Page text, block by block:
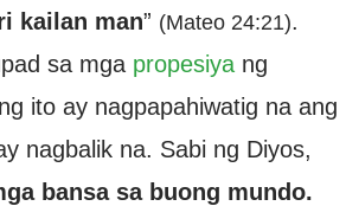
kailan man” (Mateo 24:21).
sa mga propesiya ng
ito ay nagpapahiwatig na ang
nagbalik na. Sabi ng Diyos,
bansa sa buong mundo.